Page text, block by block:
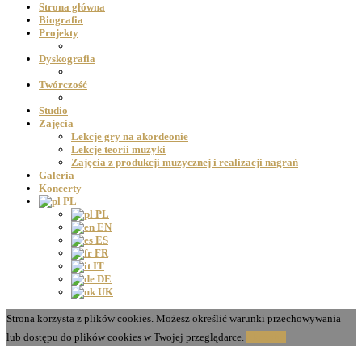
Strona główna
Biografia
Projekty
Dyskografia
Twórczość
Studio
Zajęcia
Lekcje gry na akordeonie
Lekcje teorii muzyki
Zajęcia z produkcji muzycznej i realizacji nagrań
Galeria
Koncerty
PL
PL
EN
ES
FR
IT
DE
UK
Strona korzysta z plików cookies. Możesz określić warunki przechowywania
lub dostępu do plików cookies w Twojej przeglądarce.